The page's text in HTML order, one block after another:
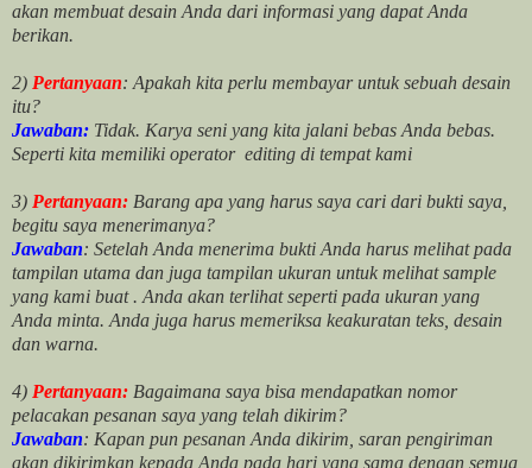
akan membuat desain Anda dari informasi yang dapat Anda
berikan.
2) Pertanyaan: Apakah kita perlu membayar untuk sebuah desain
itu?
Jawaban: Tidak. Karya seni yang kita jalani bebas Anda bebas.
Seperti kita memiliki operator editing di tempat kami
3) Pertanyaan: Barang apa yang harus saya cari dari bukti saya,
begitu saya menerimanya?
Jawaban: Setelah Anda menerima bukti Anda harus melihat pada
tampilan utama dan juga tampilan ukuran untuk melihatsample
yang kami buat . Anda akan terlihat seperti pada ukuran yang
Anda minta. Anda juga harus memeriksa keakuratan teks, desain
dan warna.
4) Pertanyaan: Bagaimana saya bisa mendapatkan nomor
pelacakan pesanan saya yang telah dikirim?
Jawaban: Kapan pun pesanan Anda dikirim, saran pengiriman
akan dikirimkan kepada Anda pada hari yang sama dengan semua